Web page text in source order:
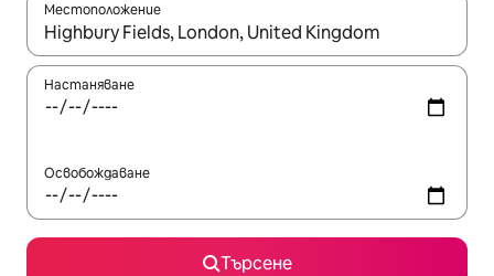
Местоположение
Когато резултатите се покажат, използвайте
Настаняване
Освобождаване
Търсене